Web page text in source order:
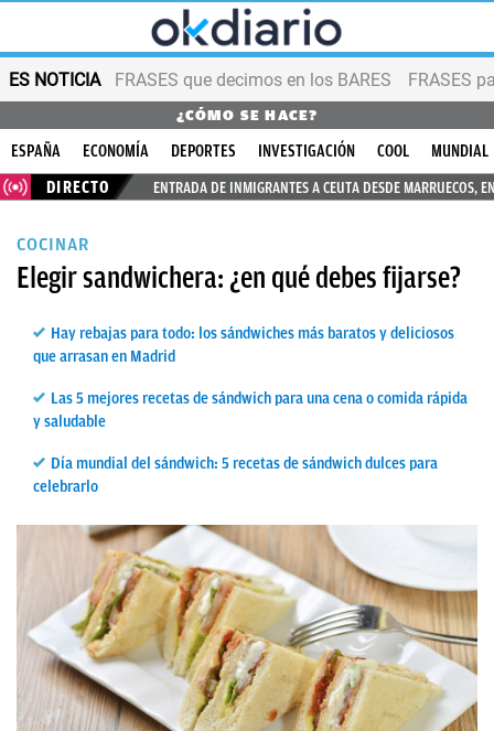
ES NOTICIA FRASES que decimos en los BARES FRASES
¿CÓMO SE HACE?
ESPAÑA ECONOMÍA DEPORTES INVESTIGACIÓN COOL
MUNDIAL
DIRECTO
ENTRADA DE INMIGRANTES A CEUTA DESDE MARRUECOS,
COCINAR
Elegir sandwichera: ¿en qué debes fijarse?
Hay rebajas para todo: los sándwiches más baratos y deliciosos
que arrasan en Madrid
Las 5 mejores recetas de sándwich para una cena o comida rápida
y saludable
Día mundial del sándwich: 5 recetas de sándwich dulces para
celebrarlo